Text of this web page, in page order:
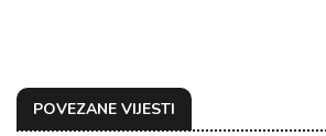
POVEZANE VIJESTI